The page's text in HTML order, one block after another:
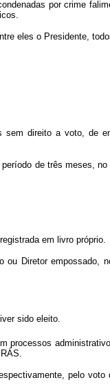
por crime
eles o Presidente,
direito a voto, de
de três meses, no
em livro próprio.
Diretor empossado,
sido eleito.
processos
pelo voto